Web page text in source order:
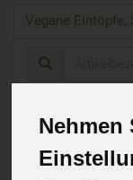
Nehmen
Vegane Eintöpfe,